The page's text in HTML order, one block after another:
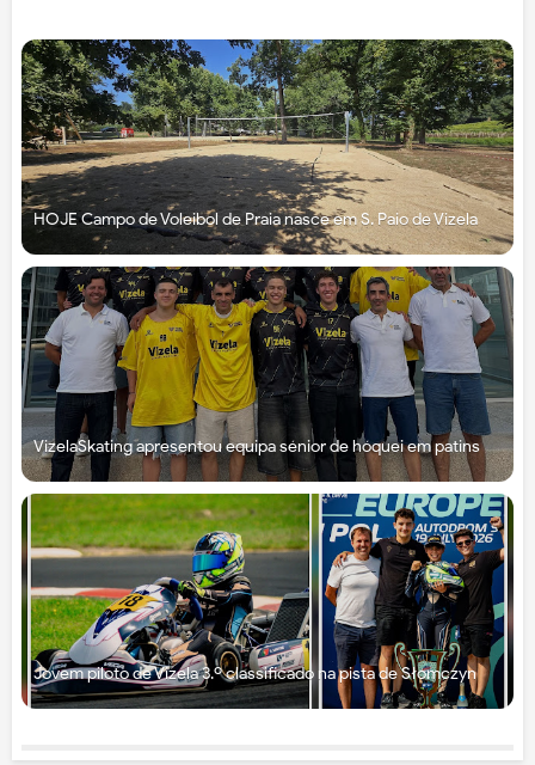
HOJE Campo de Voleibol de Praia nasce em S. Paio de Vizela
VizelaSkating apresentou equipa sénior de hóquei em patins
Jovem piloto de Vizela 3.º classificado na pista de Słomczyn